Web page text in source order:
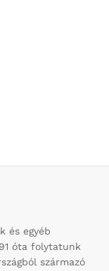
és egyéb
óta folytatunk
származó